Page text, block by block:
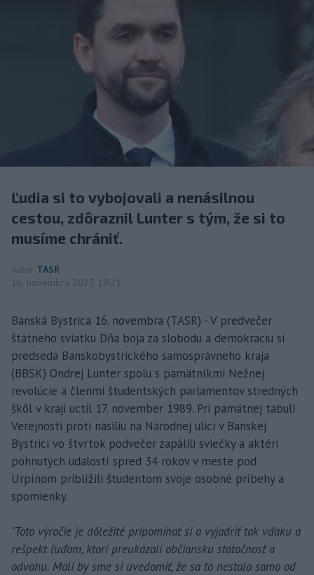
Ľudia si to vybojovali a nenásilnou
cestou, zdôraznil Lunter s tým, že si to
musíme chrániť.
Autor TASR
16. novembra 2023 19:21
Banská Bystrica 16. novembra (TASR) - V predvečer
štátneho sviatku Dňa boja za slobodu a demokraciu si
predseda Banskobystrického samosprávneho kraja
(BBSK) Ondrej Lunter spolu s pamätníkmi Nežnej
revolúcie a členmi študentských parlamentov stredných
škôl v kraji uctil 17. november 1989. Pri pamätnej tabuli
Verejnosti proti násiliu na Národnej ulici v Banskej
Bystrici vo štvrtok podvečer zapálili sviečky a aktéri
pohnutých udalostí spred 34 rokov v meste pod
Urpínom priblížili študentom svoje osobné príbehy a
spomienky.
"Toto výročie je dôležité pripomínať si a vyjadriť tak vďaku a
rešpekt ľuďom, ktorí preukázali občiansku statočnosť a
odvahu. Mali by sme si uvedomiť, že sa to nestalo samo od